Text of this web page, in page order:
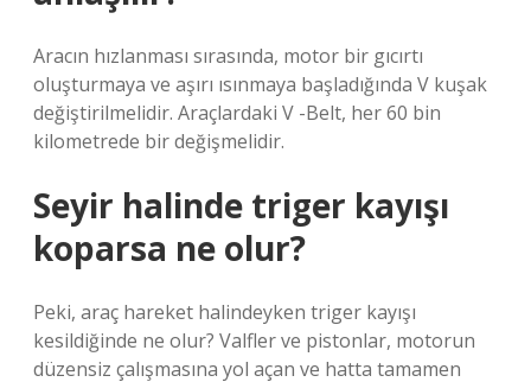
Aracın hızlanması sırasında, motor bir gıcırtı
oluşturmaya ve aşırı ısınmaya başladığında V kuşak
değiştirilmelidir. Araçlardaki V -Belt, her 60 bin
kilometrede bir değişmelidir.
Seyir halinde triger kayışı
koparsa ne olur?
Peki, araç hareket halindeyken triger kayışı
kesildiğinde ne olur? Valfler ve pistonlar, motorun
düzensiz çalışmasına yol açan ve hatta tamamen